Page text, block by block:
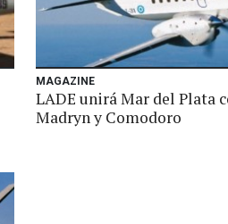
MAGAZINE
LADE unirá Mar del Plata
Madryn y Comodoro